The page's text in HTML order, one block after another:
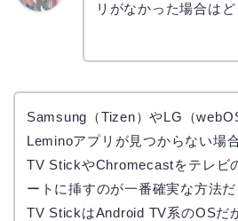
リがなかった場合は
Samsung（Tizen）やLG（
Leminoアプリが見つからない場
TV StickやChromecastをテレビ
ートに挿すのが一番確実な方法
TV StickはAndroid TV系のOSだ